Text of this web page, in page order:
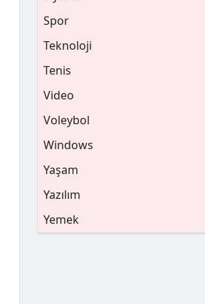
Spor
Teknoloji
Tenis
Video
Voleybol
Windows
Yaşam
Yazılım
Yemek